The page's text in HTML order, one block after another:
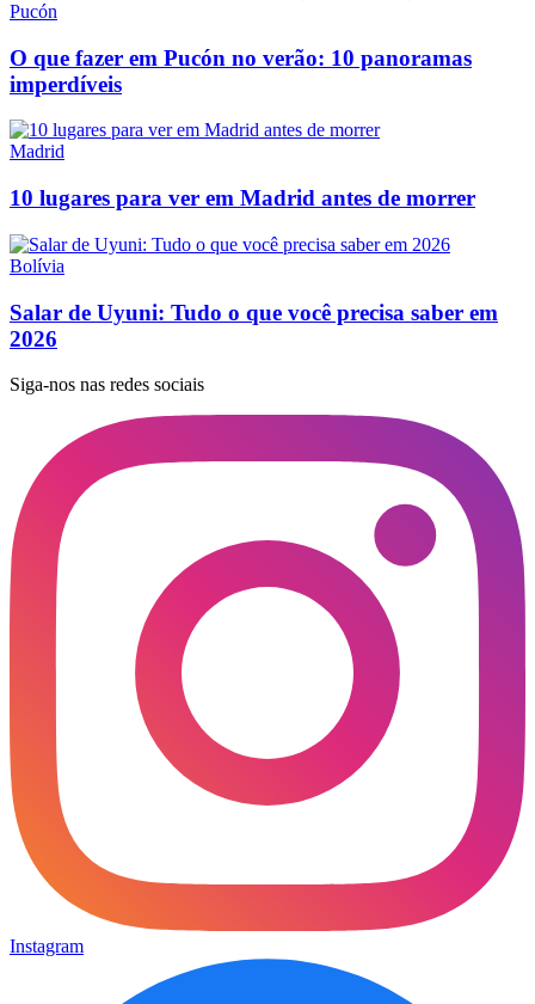
Pucón
O que fazer em Pucón no verão: 10 panoramas
imperdíveis
Madrid
10 lugares para ver em Madrid antes de morrer
Bolívia
Salar de Uyuni: Tudo o que você precisa saber em
2026
Siga-nos nas redes sociais
Instagram